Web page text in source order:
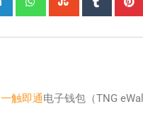
一触即通电子钱包（TNG